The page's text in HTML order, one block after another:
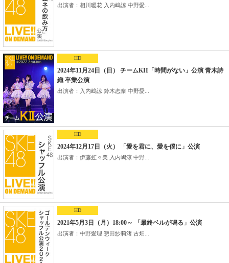
出演者：相川暖花 入内嶋涼 中野愛...
HD
2024年11月24日（日） チームKII「時間がない」公演 青木詩
織 卒業公演
出演者：入内嶋涼 鈴木恋奈 中野愛...
HD
2024年12月17日（火） 「愛を君に、愛を僕に」公演
出演者：伊藤虹々美 入内嶋涼 中野...
HD
2021年5月3日（月）18:00～ 「最終ベルが鳴る」公演
出演者：中野愛理 惣田紗莉渚 古畑...